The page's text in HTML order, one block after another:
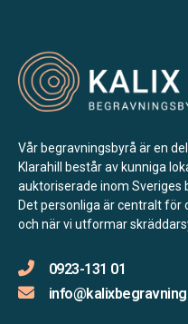
Vår begravningsbyrå är en del
Klarahill består av kunniga
auktoriserade inom Sveriges
Det personliga är centralt för
och när vi utformar
0923-131 01